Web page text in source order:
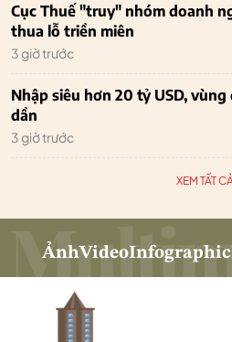
Cục Thuế "truy" nhóm doanh
thua lỗ triền miên
3 giờ trước
Nhập siêu hơn 20 tỷ USD,
dần
3 giờ trước
XEM TẤT
ẢnhVideoInfographic